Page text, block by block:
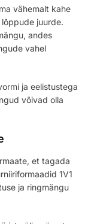
vähemalt kahe
juurde.
andes
vahel
ja eelistustega
võivad olla
et tagada
1V1
ja ringmängu